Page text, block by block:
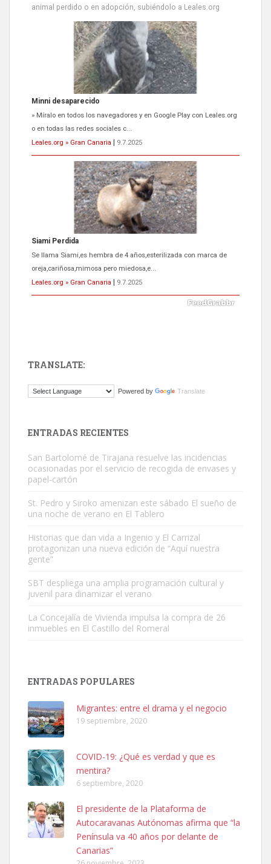
animal perdido o en adopción, subiéndolo a Leales.org
Siami Perdida
Se llama Siami,es hembra de 4 años,esterilizada con marca de
oreja,cariñosa,mimosa pero miedosa,e...
Leales.org » Gran Canaria
9.7.2025
ADOPCIÓN URGENTE GATA TEROR GRAN CANARIA
El ayuntamiento se va a llevar a Los Gatos callejeros de la zona los
próximos días, ella incluida...
Leales.org » Gran Canaria
9.7.2025
Este gato macho ha aparecido en la calle hace menos de un mes,
Busco adopción responsable para mi perra. Pastor alemán,
hembra, 4 años. Por motivos personales ...
Leales.org » Gran Canaria
Leales.org » Gran Canaria
Ninfa perdida
El día 5 se los perdió una ninfa papillera, asustada tiene miedo a la
calle, se perdió por la zon...
Leales.org » Gran Canaria
6.7.2025
TRANSLATE:
Powered by Translate
ENTRADAS RECIENTES
San Bartolomé de Tirajana resuelve las incidencias
ocasionadas por el servicio de recogida de envases y
papel-cartón
St. Pedro y Siroko amenizan este sábado El sueño de
una noche de verano en El Tablero
Historias que dan vida a Ingenio y El Carrizal
protagonizan una nueva edición de “Aquí nuestra
gente”
SBT despliega una amplia programación cultural y
juvenil para dinamizar el verano
La Concejalía de Vivienda impulsa la compra de 26
inmuebles en El Castillo del Romeral
ENTRADAS POPULARES
Migrantes: entre el drama y el negocio
19 septiembre, 2020
COVID-19: ¿Qué es verdad y que es
mentira?
6 septiembre, 2020
El presidente de la Plataforma de
Autocaravanas Autónomas afirma que “la
Península va 40 años por delante de
Canarias”